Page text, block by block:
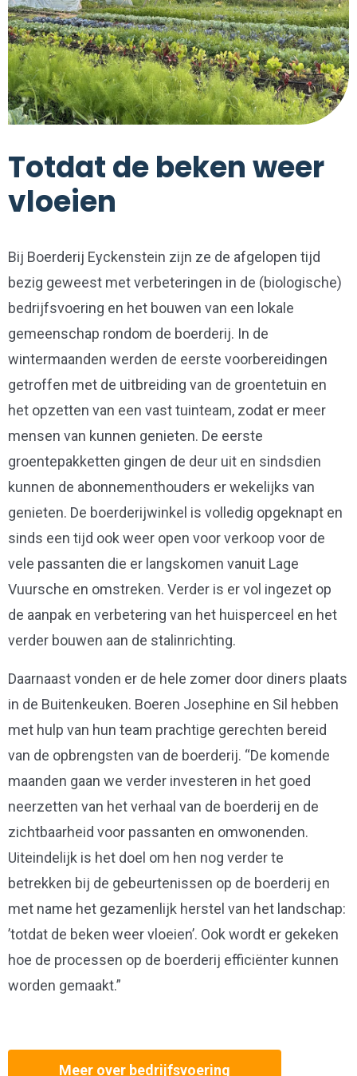
Totdat de beken weer
vloeien
Bij Boerderij Eyckenstein zijn ze de afgelopen tijd
bezig geweest met verbeteringen in de (biologische)
bedrijfsvoering en het bouwen van een lokale
gemeenschap rondom de boerderij. In de
wintermaanden werden de eerste voorbereidingen
getroffen met de uitbreiding van de groentetuin en
het opzetten van een vast tuinteam, zodat er meer
mensen van kunnen genieten. De eerste
groentepakketten gingen de deur uit en sindsdien
kunnen de abonnementhouders er wekelijks van
genieten. De boerderijwinkel is volledig opgeknapt en
sinds een tijd ook weer open voor verkoop voor de
vele passanten die er langskomen vanuit Lage
Vuursche en omstreken. Verder is er vol ingezet op
de aanpak en verbetering van het huisperceel en het
verder bouwen aan de stalinrichting.
Daarnaast vonden er de hele zomer door diners plaats
in de Buitenkeuken. Boeren Josephine en Sil hebben
met hulp van hun team prachtige gerechten bereid
van de opbrengsten van de boerderij. “De komende
maanden gaan we verder investeren in het goed
neerzetten van het verhaal van de boerderij en de
zichtbaarheid voor passanten en omwonenden.
Uiteindelijk is het doel om hen nog verder te
betrekken bij de gebeurtenissen op de boerderij en
met name het gezamenlijk herstel van het landschap:
’totdat de beken weer vloeien’. Ook wordt er gekeken
hoe de processen op de boerderij efficiënter kunnen
worden gemaakt.”
Meer over bedrijfsvoering